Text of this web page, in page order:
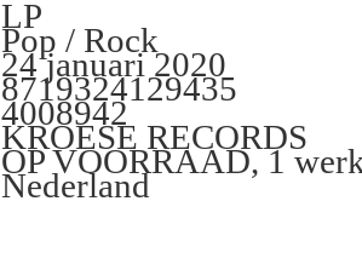
LP
Pop / Rock
24 januari 2020
8719324129435
4008942
KROESE RECORDS
OP VOORRAAD, 1
Nederland